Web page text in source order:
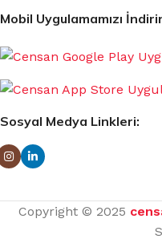
Mobil Uygulamamızı
Sosyal Medya Linkleri:
Copyright © 2025